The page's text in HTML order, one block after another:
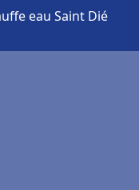
eau Saint Dié